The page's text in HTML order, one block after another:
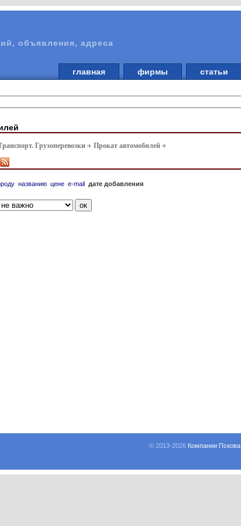
объявления, адреса
главная фирмы статьи
Грузоперевозки Прокат автомобилей
названию цене e-mail дате добавления
© 2013-2026 Компании Пскова